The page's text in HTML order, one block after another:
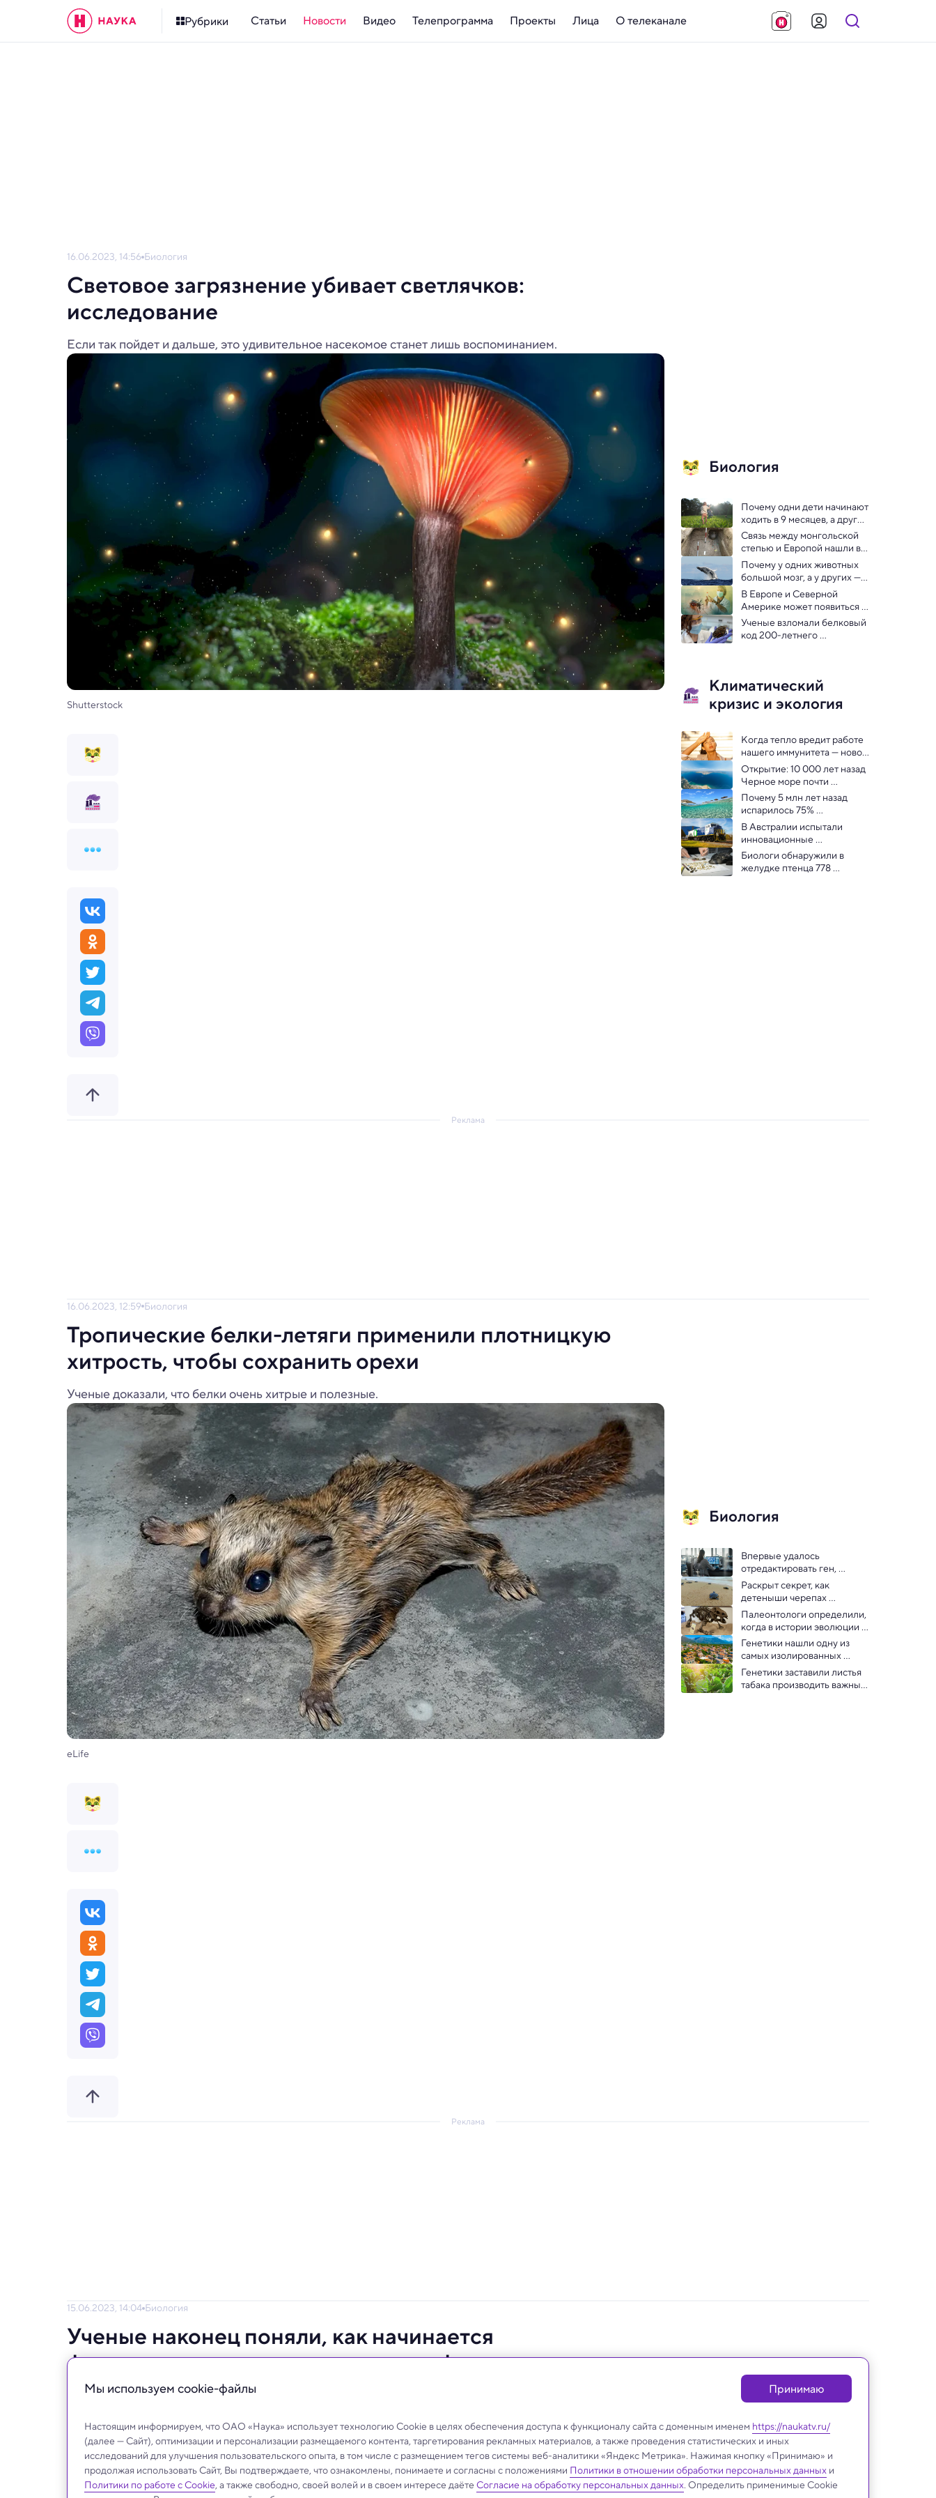
Рубрики Статьи Новости Видео Телепрограмма Проекты Лица О телеканале
16.06.2023, 14:56 Биология
Световое загрязнение убивает светлячков:
исследование
Если так пойдет и дальше, это удивительное насекомое станет лишь воспоминанием.
Shutterstock
Биология
Почему одни дети начинают
ходить в 9 месяцев, а другие
в 18 — выяснили генетики
Связь между монгольской
степью и Европой нашли в
ДНК гуннов
Почему у одних животных
большой мозг, а у других —
нет: ответ найден
В Европе и Северной
Америке может появиться
лихорадка чикунгунья к
2100 году
Ученые взломали белковый
код 200-летнего
Климатический
кризис и экология
Когда тепло вредит работе
нашего иммунитета — новое
исследование
Открытие: 10 000 лет назад
Черное море почти
отравило Средиземное
Почему 5 млн лет назад
испарилось 75%
Средиземного моря: новое
исследование
В Австралии испытали
инновационные
локомотивы на батарейках
Биологи обнаружили в
желудке птенца 778
Реклама
16.06.2023, 12:59 Биология
Тропические белки-летяги применили плотницкую
хитрость, чтобы сохранить орехи
Ученые доказали, что белки очень хитрые и полезные.
eLife
Биология
Впервые удалось
отредактировать ген,
который может быть связан
с аутизмом
Раскрыт секрет, как
детеныши черепах
ориентируются в океане без
GPS
Палеонтологи определили,
когда в истории эволюции
появилась теплокровность
Генетики нашли одну из
самых изолированных
человеческих популяций в
Европе
Генетики заставили листья
табака производить важный
Реклама
15.06.2023, 14:04 Биология
Ученые наконец поняли, как начинается
фотосинтез, запустив его с одного фотона
Передовой эксперимент раскрыл квантовую динамику одного из самых важных процессов в
Мы используем сookie-файлы Принимаю
Настоящим информируем, что ОАО «Наука» использует технологию Cookie в целях обеспечения доступа к функционалу сайта с доменным именем https://naukatv.ru/
(далее — Сайт), оптимизации и персонализации размещаемого контента, таргетирования рекламных материалов, а также проведения статистических и иных
исследований для улучшения пользовательского опыта, в том числе с размещением тегов системы веб-аналитики «Яндекс Метрика». Нажимая кнопку «Принимаю» и
продолжая использовать Сайт, Вы подтверждаете, что ознакомлены, понимаете и согласны с положениями Политики в отношении обработки персональных данных и
Политики по работе с Cookie, а также свободно, своей волей и в своем интересе даёте Согласие на обработку персональных данных. Определить применимые Cookie